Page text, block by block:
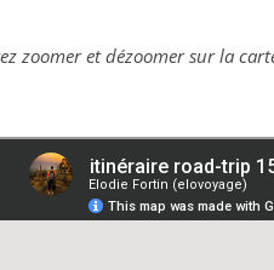
zoomer et dézoomer sur la